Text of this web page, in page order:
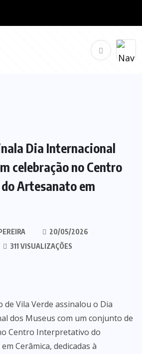
Dia Internacional
celebração no Centro
Artesanato em
20/05/2026
311 VISUALIZAÇÕES
de Vila Verde assinalou o Dia
dos Museus com um conjunto de
Centro Interpretativo do
Cerâmica, dedicadas à